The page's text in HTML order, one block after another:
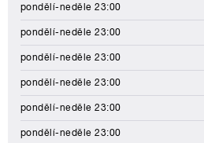
pondělí-neděle 23:00
pondělí-neděle 23:00
pondělí-neděle 23:00
pondělí-neděle 23:00
pondělí-neděle 23:00
pondělí-neděle 23:00